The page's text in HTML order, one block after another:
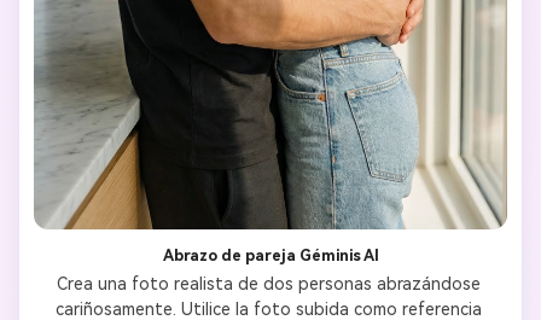
Abrazo de pareja Géminis AI
Crea una foto realista de dos personas abrazándose
cariñosamente. Utilice la foto subida como referencia